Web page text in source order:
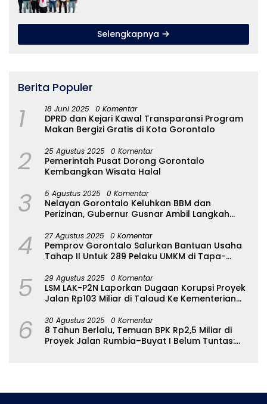
Selengkapnya
Berita Populer
1 18 Juni 2025 0 Komentar
DPRD dan Kejari Kawal Transparansi Program
Makan Bergizi Gratis di Kota Gorontalo
2 25 Agustus 2025 0 Komentar
Pemerintah Pusat Dorong Gorontalo
Kembangkan Wisata Halal
3 5 Agustus 2025 0 Komentar
Nelayan Gorontalo Keluhkan BBM dan
Perizinan, Gubernur Gusnar Ambil Langkah
4 27 Agustus 2025 0 Komentar
Pemprov Gorontalo Salurkan Bantuan Usaha
Tahap II Untuk 289 Pelaku UMKM di Tapa-
5 29 Agustus 2025 0 Komentar
LSM LAK-P2N Laporkan Dugaan Korupsi Proyek
Jalan Rp103 Miliar di Talaud Ke Kementerian
6 30 Agustus 2025 0 Komentar
8 Tahun Berlalu, Temuan BPK Rp2,5 Miliar di
Proyek Jalan Rumbia–Buyat I Belum Tuntas: